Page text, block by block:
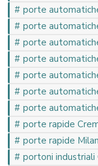
porte
porte
porte
porte
porte
porte
porte
porte rapide
porte rapide
portoni industriali